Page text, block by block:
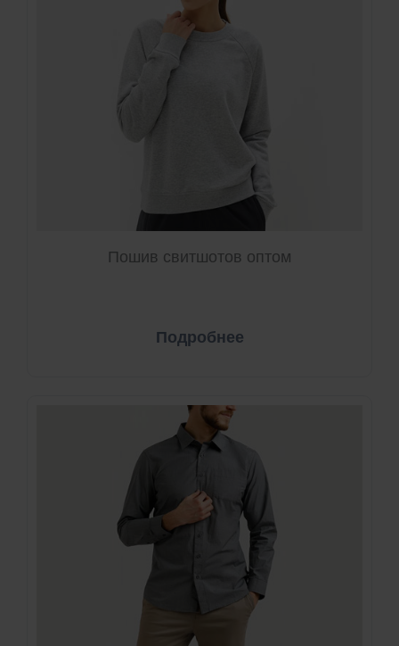
Пошив свитшотов оптом
Подробнее